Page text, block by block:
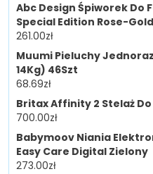
Abc Design Śpiworek Do
Special Edition Rose-Gold
261.00zł
Muumi Pieluchy
14Kg) 46Szt
68.69zł
Britax Affinity 2 Stelaż
700.00zł
Babymoov Niania
Easy Care Digital Zielony
273.00zł